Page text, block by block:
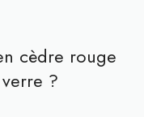
cèdre rouge
?